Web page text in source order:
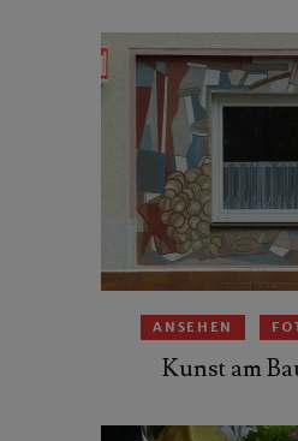
ANSEHEN
Kunst am